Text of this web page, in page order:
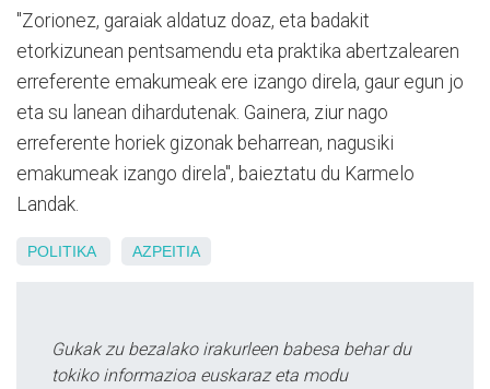
"Zorionez, garaiak aldatuz doaz, eta badakit
etorkizunean pentsamendu eta praktika abertzalearen
erreferente emakumeak ere izango direla, gaur egun jo
eta su lanean dihardutenak. Gainera, ziur nago
erreferente horiek gizonak beharrean, nagusiki
emakumeak izango direla", baieztatu du Karmelo
Landak.
POLITIKA AZPEITIA
Gukak zu bezalako irakurleen babesa behar du
tokiko informazioa euskaraz eta modu